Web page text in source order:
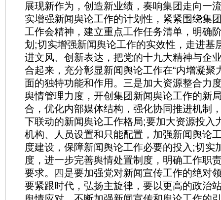
展现新作为，创造新业绩，奏响集团走向一
实增强新闻舆论工作的计划性，紧紧围绕集
工作会精神，建立重点工作任务清单，明确
划;切实增强新闻舆论工作的实效性，走进基
进文风、创新表达，把党的十九大精神与企
合起来，充分彰显新闻舆论工作在“内增凝聚
面的独特功能和作用。三是加大资源整合力
舆情管理力度，开创集团新闻舆论工作的新
合，优化内部媒体结构，强化协同推进机制
下联动的新闻舆论工作格局;要加大资源投入
机构、人员设置和只能配置，加强新闻舆论
度建设，保障新闻舆论工作必要的投入;切实
度，进一步完善舆情处置制度，明确工作职
要求。四是要加强党对新闻宣传工作的绝对
要紧跟时代，弘扬主旋律，要以更高的政治